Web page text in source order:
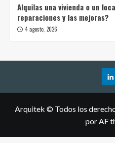
Alquilas una vivienda o un
reparaciones y las mejoras?
4 agosto, 2026
Arquitek © Todos los
por AF